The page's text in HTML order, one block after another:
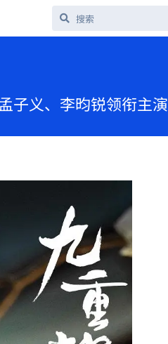
子义、李昀锐领衔主演